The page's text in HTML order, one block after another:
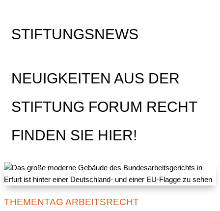
STIFTUNGSNEWS
NEUIGKEITEN AUS DER
STIFTUNG FORUM RECHT
FINDEN SIE HIER!
THEMENTAG ARBEITSRECHT